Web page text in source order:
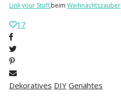
Link your Stuff,beim Weihnachtszauber
17
Dekoratives DIY Genähtes